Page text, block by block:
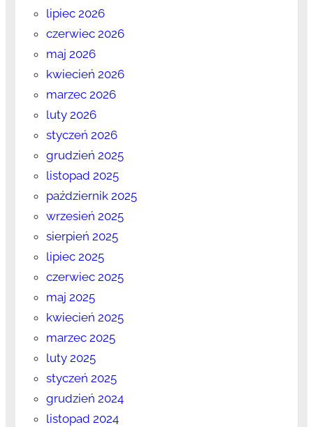
lipiec 2026
czerwiec 2026
maj 2026
kwiecień 2026
marzec 2026
luty 2026
styczeń 2026
grudzień 2025
listopad 2025
październik 2025
wrzesień 2025
sierpień 2025
lipiec 2025
czerwiec 2025
maj 2025
kwiecień 2025
marzec 2025
luty 2025
styczeń 2025
grudzień 2024
listopad 2024